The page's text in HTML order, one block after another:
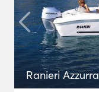
Ranieri Azzurra